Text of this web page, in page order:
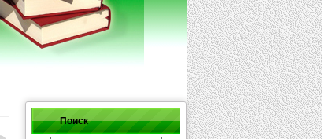
Поиск